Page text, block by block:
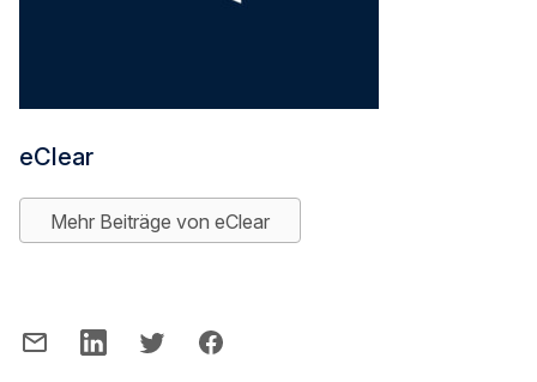
eClear
Mehr Beiträge von eClear